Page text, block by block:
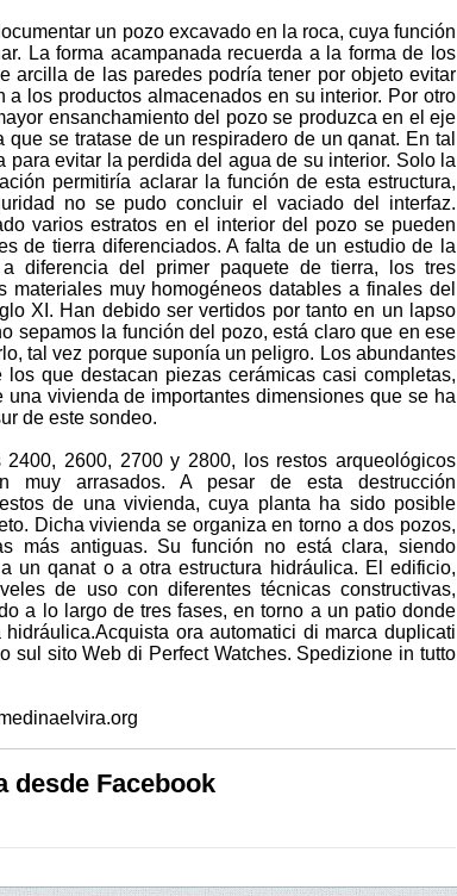
un pozo excavado en la roca, cuya función
La forma acampanada recuerda a la forma de los
arcilla de las paredes podría tener por objeto evitar
a los productos almacenados en su interior. Por otro
ensanchamiento del pozo se produzca en el eje
que se tratase de un respiradero de un qanat. En tal
para evitar la perdida del agua de su interior. Solo la
permitiría aclarar la función de esta estructura,
no se pudo concluir el vaciado del interfaz.
varios estratos en el interior del pozo se pueden
de tierra diferenciados. A falta de un estudio de la
a diferencia del primer paquete de tierra, los tres
materiales muy homogéneos datables a finales del
XI. Han debido ser vertidos por tanto en un lapso
sepamos la función del pozo, está claro que en ese
tal vez porque suponía un peligro. Los abundantes
los que destacan piezas cerámicas casi completas,
una vivienda de importantes dimensiones que se ha
de este sondeo.
2600, 2700 y 2800, los restos arqueológicos
muy arrasados. A pesar de esta destrucción
de una vivienda, cuya planta ha sido posible
Dicha vivienda se organiza en torno a dos pozos,
más antiguas. Su función no está clara, siendo
un qanat o a otra estructura hidráulica. El edificio,
de uso con diferentes técnicas constructivas,
a lo largo de tres fases, en torno a un patio donde
ora automatici di marca duplicati
sul sito Web di Perfect Watches. Spedizione in tutto
desde Facebook